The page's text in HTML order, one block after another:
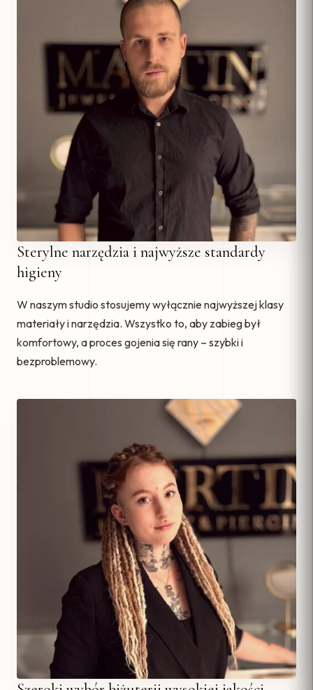
Sterylne narzędzia i najwyższe standardy
higieny
W naszym studio stosujemy wyłącznie najwyższej klasy
materiały i narzędzia. Wszystko to, aby zabieg był
komfortowy, a proces gojenia się rany – szybki i
bezproblemowy.